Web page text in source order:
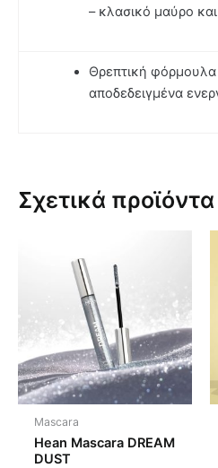
– κλασικό μαύρο
Θρεπτική
αποδεδειγμένα
Σχετικά προϊόντα
Mascara
Hean Mascara DREAM
DUST